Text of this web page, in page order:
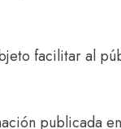
facilitar al
publicada